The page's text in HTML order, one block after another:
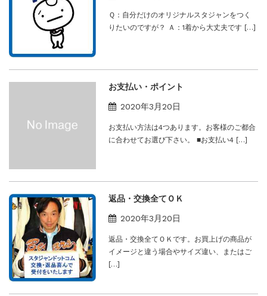
Ｑ：自分だけのオリジナルスタジャンをつく
りたいのですが？ Ａ：1着から大丈夫です […]
お支払い・ポイント
2020年3月20日
お支払い方法は4つあります。お客様のご都合
に合わせてお選び下さい。 ■お支払い4 […]
返品・交換全てＯＫ
2020年3月20日
返品・交換全てＯＫです。お買上げの商品が
イメージと違う場合やサイズ違い、またはご
[…]